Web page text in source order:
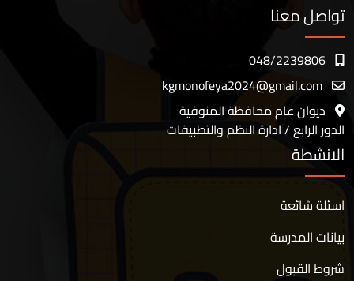
تواصل معنا
048/2239806
kgmonofeya2024@gmail.com
ديوان عام محافظة المنوفية
الدور الرابع / ادارة النظم والتطبيقات
الانشطة
اسئلة شائعة
بيانات المدرسة
شروط القبول